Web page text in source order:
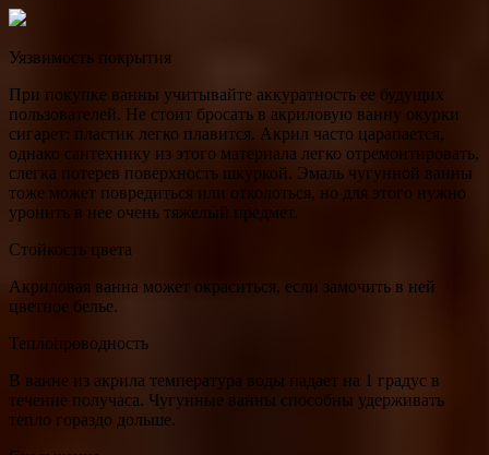
Уязвимость покрытия
При покупке ванны учитывайте аккуратность ее будущих
пользователей. Не стоит бросать в акриловую ванну окурки
сигарет: пластик легко плавится. Акрил часто царапается,
однако сантехнику из этого материала легко отремонтировать,
слегка потерев поверхность шкуркой. Эмаль чугунной ванны
тоже может повредиться или отколоться, но для этого нужно
уронить в нее очень тяжелый предмет.
Стойкость цвета
Акриловая ванна может окраситься, если замочить в ней
цветное белье.
Теплопроводность
В ванне из акрила температура воды падает на 1 градус в
течение получаса. Чугунные ванны способны удерживать
тепло гораздо дольше.